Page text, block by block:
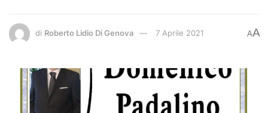
di Roberto Lidio Di Genova 7 Aprile 2021 AA